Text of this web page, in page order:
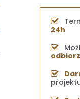
24h
projektu